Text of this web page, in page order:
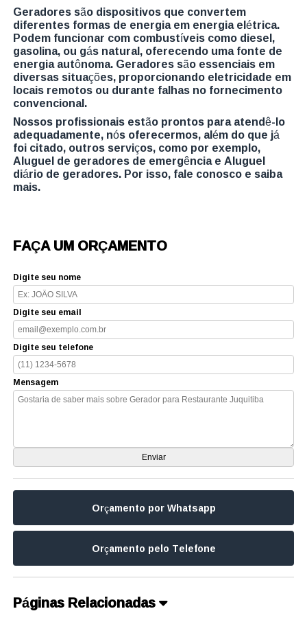
Geradores são dispositivos que convertem
diferentes formas de energia em energia elétrica.
Podem funcionar com combustíveis como diesel,
gasolina, ou gás natural, oferecendo uma fonte de
energia autônoma. Geradores são essenciais em
diversas situações, proporcionando eletricidade em
locais remotos ou durante falhas no fornecimento
convencional.
Nossos profissionais estão prontos para atendê-lo
adequadamente, nós oferecermos, além do que já
foi citado, outros serviços, como por exemplo,
Aluguel de geradores de emergência e Aluguel
diário de geradores. Por isso, fale conosco e saiba
mais.
FAÇA UM ORÇAMENTO
Digite seu nome
Digite seu email
Digite seu telefone
Mensagem
Orçamento por Whatsapp
Orçamento pelo Telefone
Páginas Relacionadas